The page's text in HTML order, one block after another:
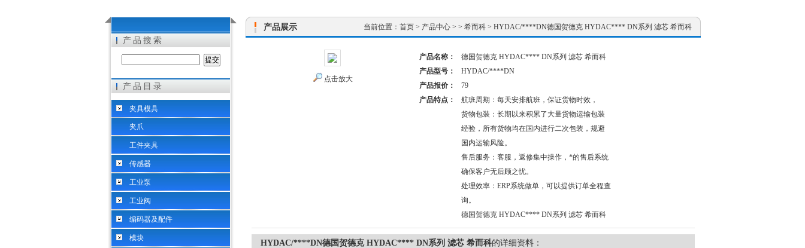
希而科工业控制设备（上海）有限公司
产品搜索
产品目录
夹具模具
夹爪
工件夹具
传感器
工业泵
工业阀
编码器及配件
模块
产品展示 当前位置： 首页 > 产品中心 > > 希而科 > HYDAC/****DN德国贺德克 HYDAC**** DN系列 滤芯 希而科
点击放大
产品名称：
德国贺德克 HYDAC**** DN系列 滤芯 希而科
产品型号：
HYDAC/****DN
产品报价：
79
产品特点：
航班周期：每天安排航班，保证货物时效，
货物包装：长期以来积累了大量货物运输包装
经验，所有货物均在国内进行二次包装，规避
国内运输风险。
售后服务：客服，返修集中操作，*的售后系统
确保客户无后顾之忧。
处理效率：ERP系统做单，可以提供订单全程查
询。
德国贺德克 HYDAC**** DN系列 滤芯 希而科
HYDAC/****DN德国贺德克 HYDAC**** DN系列 滤芯 希而科的详细资料：